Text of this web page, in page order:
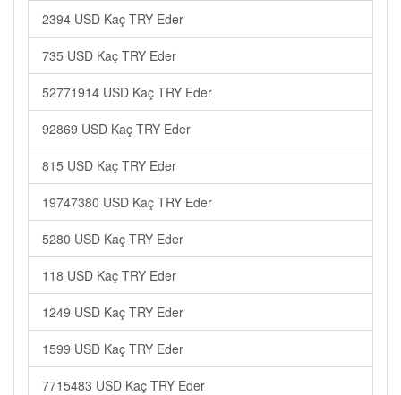
2394 USD Kaç TRY Eder
735 USD Kaç TRY Eder
52771914 USD Kaç TRY Eder
92869 USD Kaç TRY Eder
815 USD Kaç TRY Eder
19747380 USD Kaç TRY Eder
5280 USD Kaç TRY Eder
118 USD Kaç TRY Eder
1249 USD Kaç TRY Eder
1599 USD Kaç TRY Eder
7715483 USD Kaç TRY Eder